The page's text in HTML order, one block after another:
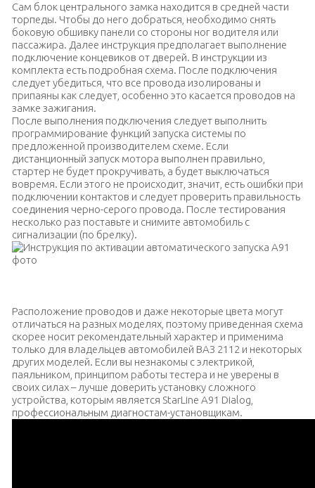
Сам блок центрального замка находится в средней части
торпеды. Чтобы до него добраться, необходимо снять
боковую обшивку панели со стороны ног водителя или
пассажира. Далее инструкция предполагает выполнение
подключение концевиков от дверей. В инструкции из
комплекта есть подробная схема. После подключения
следует убедиться, что все провода изолированы и
припаяны как следует, особенно это касается проводов на
замке зажигания.
После выполнения подключения следует выполнить
программирование функций запуска системы по
предложенной производителем схеме. Если
дистанционный запуск мотора выполнен правильно,
стартер не будет прокручивать, а будет выключаться
вовремя. Если этого не происходит, значит, есть ошибки при
подключении контактов и следует проверить правильность
соединения черно-серого провода. После тестирования
несколько раз поставьте и снимите автомобиль с
сигнализации (по брелку).
Расположение проводов и даже некоторые цвета могут
отличаться на разных моделях, поэтому приведенная схема
скорее носит рекомендательный характер и применима
только для владельцев автомобилей ВАЗ 2112 и некоторых
других моделей. Если вы незнакомы с электрикой,
паяльником, принципом работы тестера и не уверены в
своих силах – лучше доверить установку сложного
устройства, которым является StarLine A91 Dialog,
профессиональным диагностам-установщикам.